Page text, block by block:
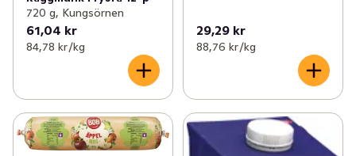
720 g, Kungsörnen
61,04 kr
84,78 kr /kg
29,29 kr
88,76 kr /kg